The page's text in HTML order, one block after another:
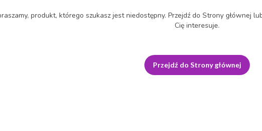
produkt, którego szukasz jest niedostępny. Przejdź do Strony głównej
Cię interesuje.
Przejdź do Strony głównej